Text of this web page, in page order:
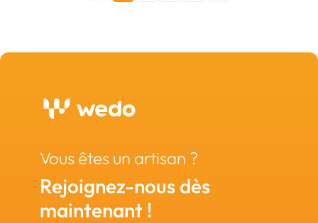
Vous êtes un artisan ?
Rejoignez-nous dès
maintenant !